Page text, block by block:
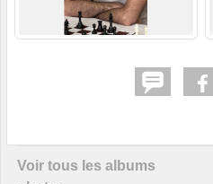
Voir tous les albums